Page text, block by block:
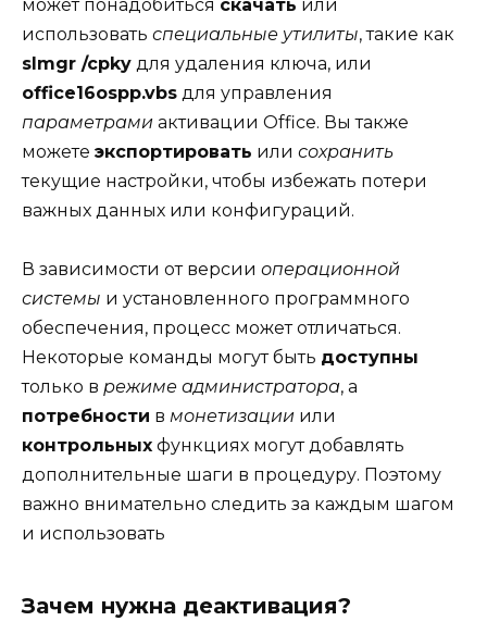
может понадобиться скачать или
использовать специальные утилиты, такие как
slmgr /cpky для удаления ключа, или
office16ospp.vbs для управления
параметрами активации Office. Вы также
можете экспортировать или сохранить
текущие настройки, чтобы избежать потери
важных данных или конфигураций.
В зависимости от версии операционной
системы и установленного программного
обеспечения, процесс может отличаться.
Некоторые команды могут быть доступны
только в режиме администратора, а
потребности в монетизации или
контрольных функциях могут добавлять
дополнительные шаги в процедуру. Поэтому
важно внимательно следить за каждым шагом
и использовать
Зачем нужна деактивация?